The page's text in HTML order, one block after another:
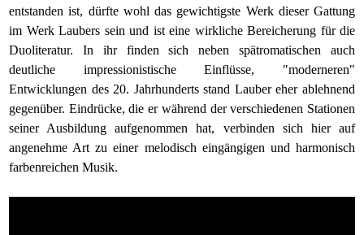
entstanden ist, dürfte wohl das gewichtigste Werk dieser Gattung
im Werk Laubers sein und ist eine wirkliche Bereicherung für die
Duoliteratur. In ihr finden sich neben spätromatischen auch
deutliche impressionistische Einflüsse, "moderneren"
Entwicklungen des 20. Jahrhunderts stand Lauber eher ablehnend
gegenüber. Eindrücke, die er während der verschiedenen Stationen
seiner Ausbildung aufgenommen hat, verbinden sich hier auf
angenehme Art zu einer melodisch eingängigen und harmonisch
farbenreichen Musik.